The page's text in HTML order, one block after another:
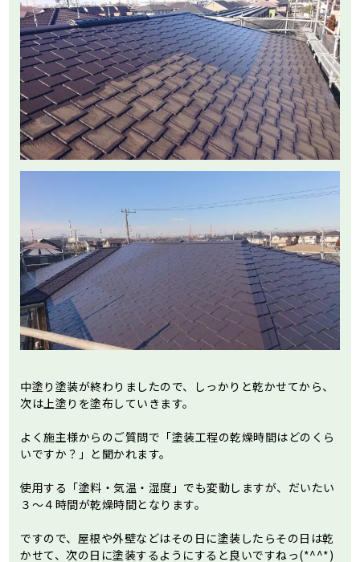
中塗り塗装が終わりましたので、しっかりと乾かせてから、
次は上塗りを塗布していきます。
よく施主様からのご質問で「塗装工程の乾燥時間はどのくら
いですか？」と聞かれます。
使用する「塗料・気温・湿度」でも変動しますが、だいたい
３～４時間が乾燥時間となります。
ですので、屋根や外壁などはその日に塗装したらその日は乾
かせて、次の日に塗装するようにすると良いですねっ(*^^*)